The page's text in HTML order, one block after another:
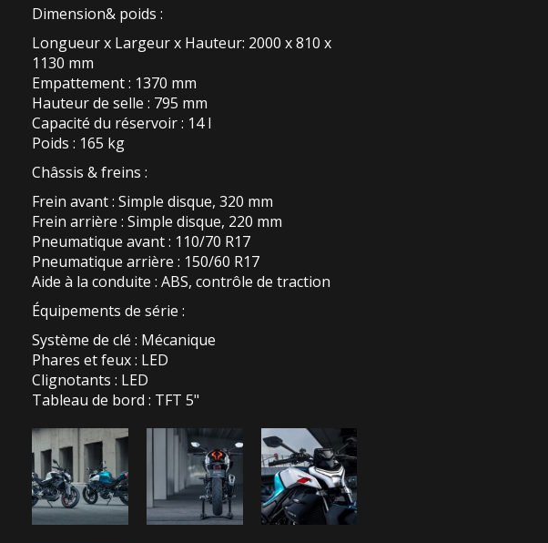
Dimension& poids :
Longueur x Largeur x Hauteur: 2000 x 810 x
1130 mm
Empattement : 1370 mm
Hauteur de selle : 795 mm
Capacité du réservoir : 14 l
Poids : 165 kg
Châssis & freins :
Frein avant : Simple disque, 320 mm
Frein arrière : Simple disque, 220 mm
Pneumatique avant : 110/70 R17
Pneumatique arrière : 150/60 R17
Aide à la conduite : ABS, contrôle de traction
Équipements de série :
Système de clé : Mécanique
Phares et feux : LED
Clignotants : LED
Tableau de bord : TFT 5"